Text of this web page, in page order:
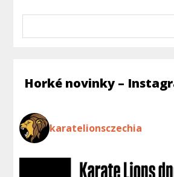
Horké novinky –
karatelionsczechia